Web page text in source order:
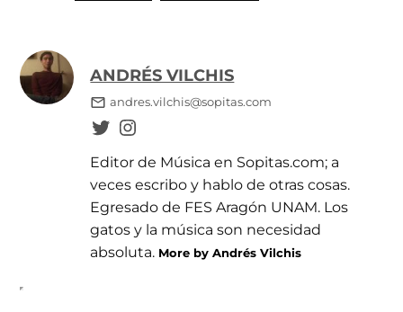
ANDRÉS VILCHIS
andres.vilchis@sopitas.com
Editor de Música en Sopitas.com; a
veces escribo y hablo de otras cosas.
Egresado de FES Aragón UNAM. Los
gatos y la música son necesidad
absoluta. More by Andrés Vilchis